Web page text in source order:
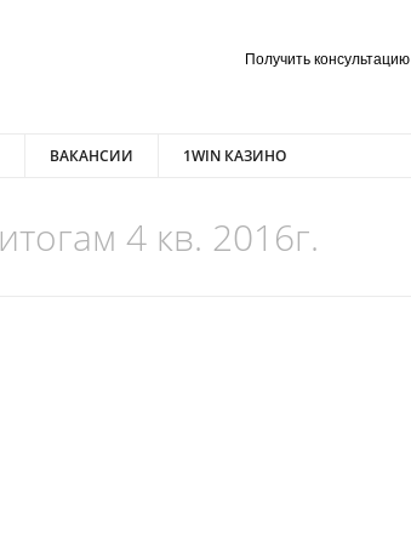
Получить консультацию
ВАКАНСИИ 1WIN КАЗИНО
4 кв. 2016г.